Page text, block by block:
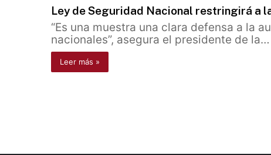
Ley de Seguridad Nacional restringirá a
“Es una muestra una clara defensa a la
nacionales”, asegura el presidente de la…
Leer más »